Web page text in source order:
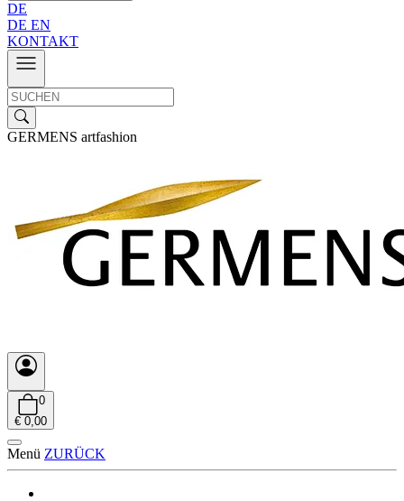
DE
DE EN
KONTAKT
GERMENS artfashion
0
€ 0,00
Menü ZURÜCK